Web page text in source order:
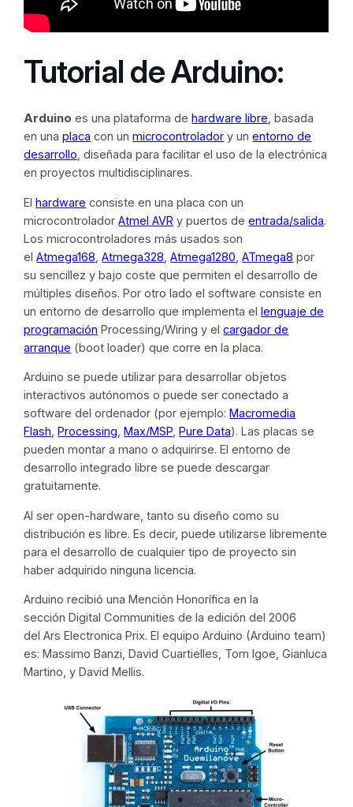
Tutorial de Arduino:
Arduino es una plataforma dehardware libre, basada
en unaplaca con unmicrocontrolador y unentorno de
desarrollo, diseñada para facilitar el uso de la electrónica
en proyectos multidisciplinares.
Elhardware consiste en una placa con un
microcontroladorAtmel AVR y puertos deentrada/salida.
Los microcontroladores más usados son
elAtmega168,Atmega328,Atmega1280,ATmega8 por
su sencillez y bajo coste que permiten el desarrollo de
múltiples diseños. Por otro lado el software consiste en
un entorno de desarrollo que implementa ellenguaje de
programación Processing/Wiring y elcargador de
arranque (boot loader) que corre en la placa.
Arduino se puede utilizar para desarrollar objetos
interactivos autónomos o puede ser conectado a
software del ordenador (por ejemplo:Macromedia
Flash,Processing,Max/MSP,Pure Data). Las placas se
pueden montar a mano o adquirirse. El entorno de
desarrollo integrado libre se puede descargar
gratuitamente.
Al ser open-hardware, tanto su diseño como su
distribución es libre. Es decir, puede utilizarse libremente
para el desarrollo de cualquier tipo de proyecto sin
haber adquirido ninguna licencia.
Arduino recibió una Mención Honorífica en la
secciónDigital Communities de la edición del 2006
delArs Electronica Prix. El equipo Arduino (Arduino team)
es: Massimo Banzi, David Cuartielles, Tom Igoe, Gianluca
Martino, y David Mellis.